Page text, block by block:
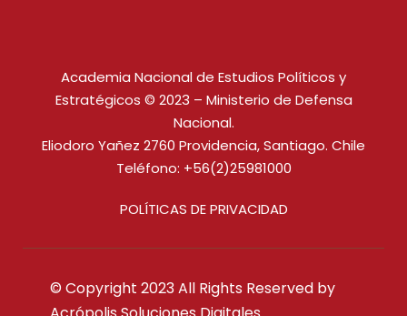
Academia Nacional de Estudios Políticos y
Estratégicos © 2023 – Ministerio de Defensa
Nacional.
Eliodoro Yañez 2760 Providencia, Santiago. Chile
Teléfono: +56(2)25981000
POLÍTICAS DE PRIVACIDAD
© Copyright 2023 All Rights Reserved by